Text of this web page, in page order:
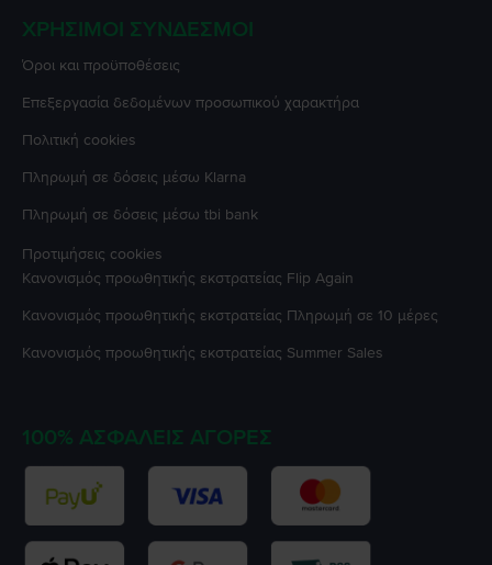
ΧΡΉΣΙΜΟΙ ΣΎΝΔΕΣΜΟΙ
Όροι και προϋποθέσεις
Επεξεργασία δεδομένων προσωπικού χαρακτήρα
Πολιτική cookies
Πληρωμή σε δόσεις μέσω Klarna
Πληρωμή σε δόσεις μέσω tbi bank
Προτιμήσεις cookies
Κανονισμός προωθητικής εκστρατείας Flip Again
Κανονισμός προωθητικής εκστρατείας Πληρωμή σε 10 μέρες
Κανονισμός προωθητικής εκστρατείας Summer Sales
100% ΑΣΦΑΛΕΊΣ ΑΓΟΡΈΣ